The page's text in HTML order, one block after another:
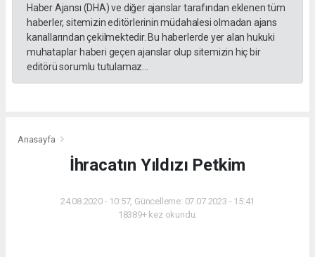
Haber Ajansı (DHA) ve diğer ajanslar tarafından eklenen tüm
haberler, sitemizin editörlerinin müdahalesi olmadan ajans
kanallarından çekilmektedir. Bu haberlerde yer alan hukuki
muhataplar haberi geçen ajanslar olup sitemizin hiç bir
editörü sorumlu tutulamaz...
Anasayfa
İhracatın Yıldızı Petkim
24.08.2020 - 10:57, Güncelleme: 07.07.2023 - 15:41
18389+ kez okundu.